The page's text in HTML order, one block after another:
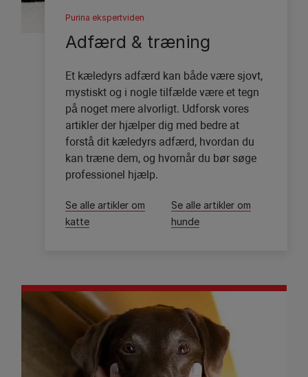
Purina ekspertviden
Adfærd & træning
Et kæledyrs adfærd kan både være sjovt,
mystiskt og i nogle tilfælde være et tegn
på noget mere alvorligt. Udforsk vores
artikler der hjælper dig med bedre at
forstå dit kæledyrs adfærd, hvordan du
kan træne dem, og hvornår du bør søge
professionel hjælp.
Se alle artikler om
katte
Se alle artikler om
hunde